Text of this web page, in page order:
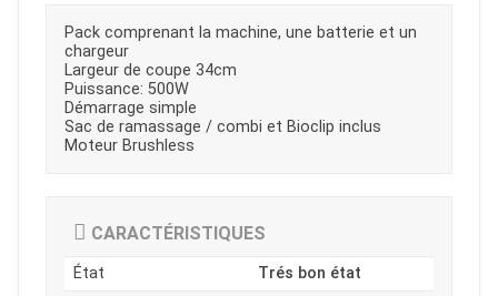
Pack comprenant la machine, une batterie et un
chargeur
Largeur de coupe 34cm
Puissance: 500W
Démarrage simple
Sac de ramassage / combi et Bioclip inclus
Moteur Brushless
CARACTÉRISTIQUES
État
Trés bon état